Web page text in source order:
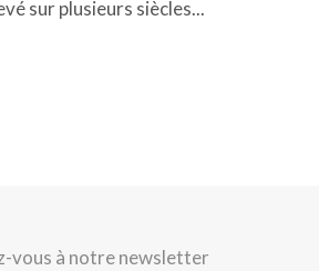
sur plusieurs siècles...
vous à notre newsletter